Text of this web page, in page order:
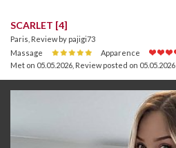
SCARLET [4]
Paris, Review by pajigi73
Massage
Apparence
Met on 05.05.2026 Review posted on 05.05.2026